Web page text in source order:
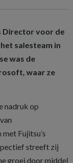
Director voor de
salesteam in
was de
waar ze
nadruk op
Fujitsu’s
streeft zij
groei door middel